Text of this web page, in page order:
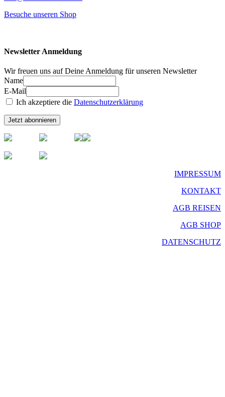
Besuche unseren Shop
Newsletter Anmeldung
Wir freuen uns auf Deine Anmeldung für unseren Newsletter
Name
E-Mail
Ich akzeptiere die Datenschutzerklärung
IMPRESSUM
KONTAKT
AGB REISEN
AGB SHOP
DATENSCHUTZ